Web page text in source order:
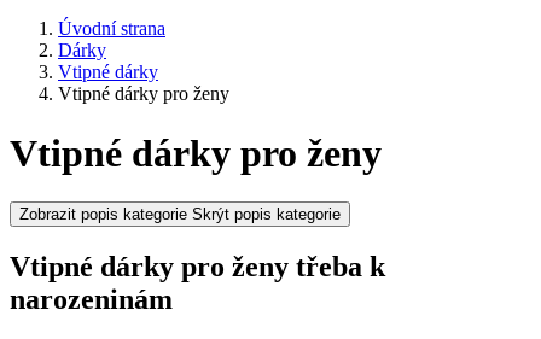
Úvodní strana
Dárky
Vtipné dárky
Vtipné dárky pro ženy
Vtipné dárky pro ženy
Zobrazit popis kategorie Skrýt popis kategorie
Vtipné dárky pro ženy třeba k
narozeninám